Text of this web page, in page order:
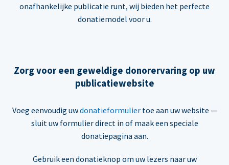
onafhankelijke publicatie runt, wij bieden het perfecte
donatiemodel voor u.
Zorg voor een geweldige donorervaring op uw
publicatiewebsite
Voeg eenvoudig uwdonatieformuliertoe aan uw website —
sluit uw formulier direct in of maak een speciale
donatiepagina aan.
Gebruik een donatieknop om uw lezers naar uw